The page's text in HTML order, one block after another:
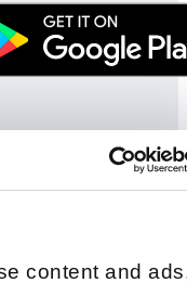
content and
14104111001
„Vertis Venture 4